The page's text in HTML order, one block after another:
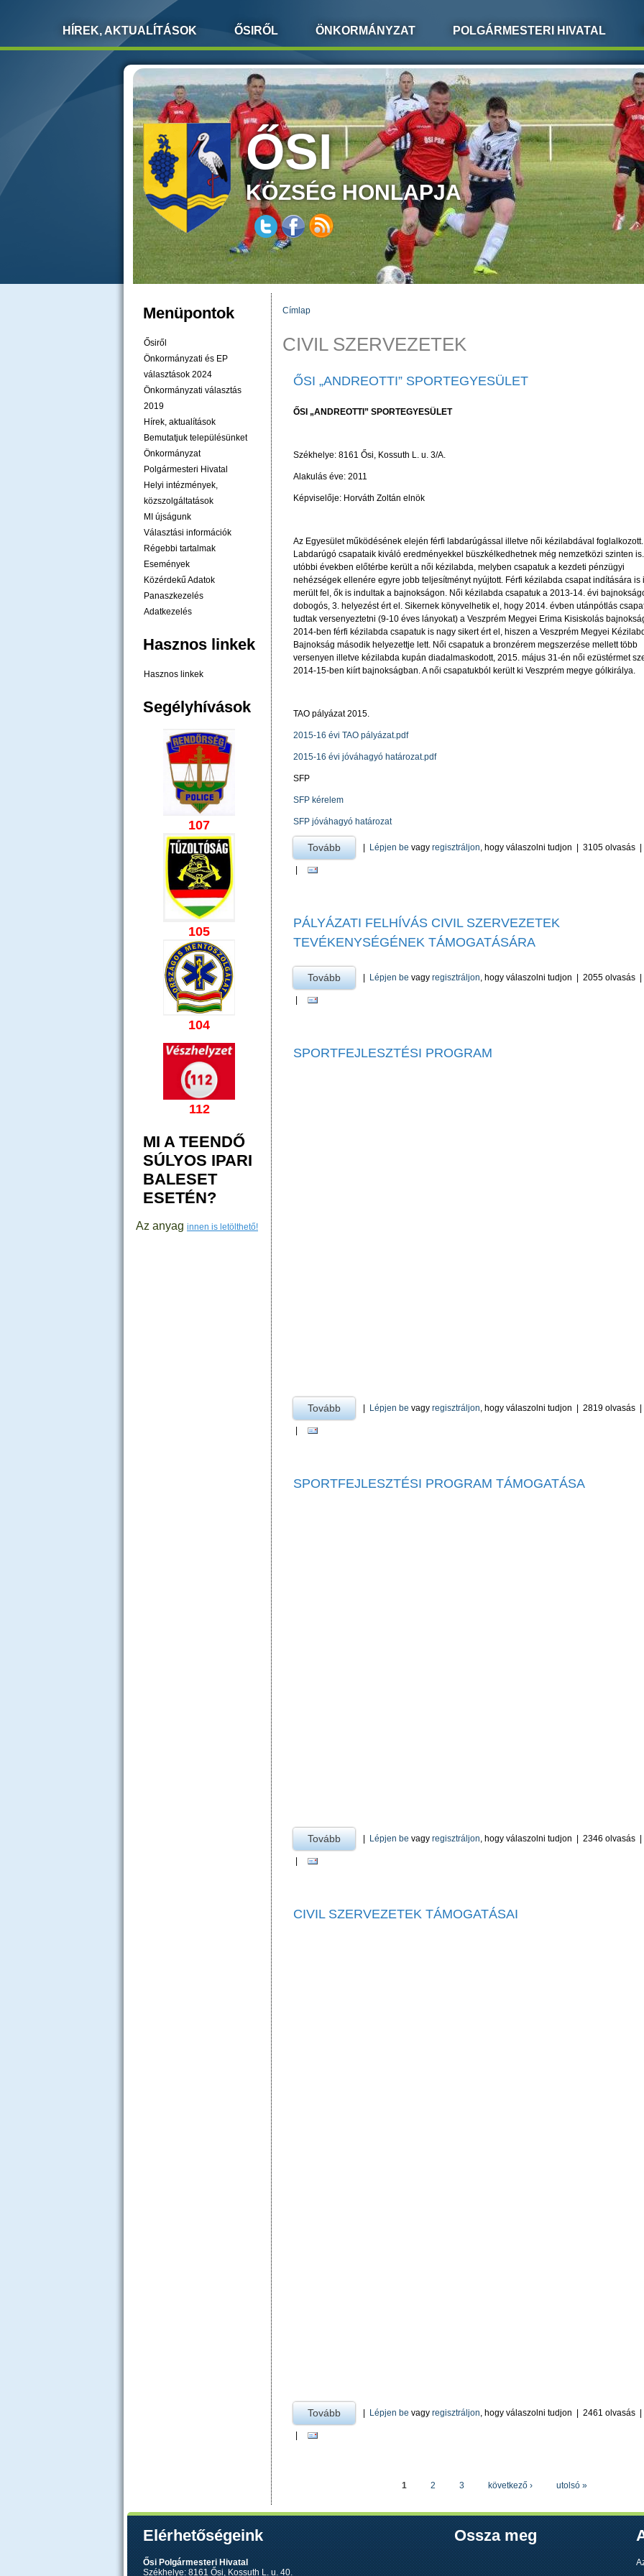
HÍREK, AKTUALÍTÁSOK ŐSIRŐL ÖNKORMÁNYZAT POLGÁRMESTERI HIVATAL
ŐSI
KÖZSÉG HONLAPJA
Menüpontok
Ősiről
Önkormányzati és EP
választások 2024
Önkormányzati választás
2019
Hírek, aktualítások
Bemutatjuk településünket
Önkormányzat
Polgármesteri Hivatal
Helyi intézmények,
közszolgáltatások
MI újságunk
Választási információk
Régebbi tartalmak
Események
Közérdekű Adatok
Panaszkezelés
Adatkezelés
Hasznos linkek
Hasznos linkek
Segélyhívások
107
105
104
112
MI A TEENDŐ
SÚLYOS IPARI
BALESET
ESETÉN?
Az anyag innen is letölthető!
JELENLEGI HELY
Címlap
CIVIL SZERVEZETEK
ŐSI „ANDREOTTI” SPORTEGYESÜLET
ŐSI „ANDREOTTI” SPORTEGYESÜLET
Székhelye: 8161 Ősi, Kossuth L. u. 3/A.
Alakulás éve: 2011
Képviselője: Horváth Zoltán elnök
Az Egyesület működésének elején férfi labdarúgással illetve női kézilabdával foglalkozott.
Labdarúgó csapataik kiváló eredményekkel büszkélkedhetnek még nemzetközi szinten
utóbbi években előtérbe került a női kézilabda, melyben csapatuk a kezdeti pénzügyi
nehézségek ellenére egyre jobb teljesítményt nyújtott. Férfi kézilabda csapat indítására is
merült fel, ők is indultak a bajnokságon. Női kézilabda csapatuk a 2013-14. évi
dobogós, 3. helyezést ért el. Sikernek könyvelhetik el, hogy 2014. évben utánpótlás
tudtak versenyeztetni (9-10 éves lányokat) a Veszprém Megyei Erima Kisiskolás
2014-ben férfi kézilabda csapatuk is nagy sikert ért el, hiszen a Veszprém Megyei
Bajnokság második helyezettje lett. Női csapatuk a bronzérem megszerzése mellett több
versenyen illetve kézilabda kupán diadalmaskodott, 2015. május 31-én női ezüstérmet
2014-15-ben kiírt bajnokságban. A női csapatukból került ki Veszprém megye gólkirálya.
TAO pályázat 2015.
2015-16 évi TAO pályázat.pdf
2015-16 évi jóváhagyó határozat.pdf
SFP
SFP kérelem
SFP jóváhagyó határozat
Tovább a ŐSI „ANDREOTTI” SPORTEGYESÜLET -ra
| Lépjen be vagy regisztráljon , hogy válaszolni tudjon | 3105 olvasás
|
PÁLYÁZATI FELHÍVÁS CIVIL SZERVEZETEK
TEVÉKENYSÉGÉNEK TÁMOGATÁSÁRA
Tovább a Pályázati felhívás civil szervezetek tevékenységének
| Lépjen be vagy regisztráljon , hogy válaszolni tudjon | 2055 olvasás
|
SPORTFEJLESZTÉSI PROGRAM
Tovább a Sportfejlesztési Program -ra
| Lépjen be vagy regisztráljon , hogy válaszolni tudjon | 2819 olvasás
|
SPORTFEJLESZTÉSI PROGRAM TÁMOGATÁSA
Tovább a Sportfejlesztési Program támogatása -ra
| Lépjen be vagy regisztráljon , hogy válaszolni tudjon | 2346 olvasás
|
CIVIL SZERVEZETEK TÁMOGATÁSAI
Tovább a Civil szervezetek támogatásai -ra
| Lépjen be vagy regisztráljon , hogy válaszolni tudjon | 2461 olvasás
|
1 2 3 következő › utolsó »
Elérhetőségeink
Ősi Polgármesteri Hivatal
Székhelye: 8161 Ősi, Kossuth L. u. 40.
Ossza meg